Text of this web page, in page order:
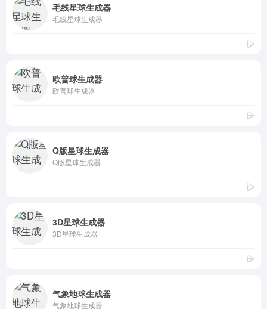
毛线星球生成器
毛线星球生成器
欧普球生成器
欧普球生成器
Q版星球生成器
Q版星球生成器
3D星球生成器
3D星球生成器
气象地球生成器
气象地球生成器